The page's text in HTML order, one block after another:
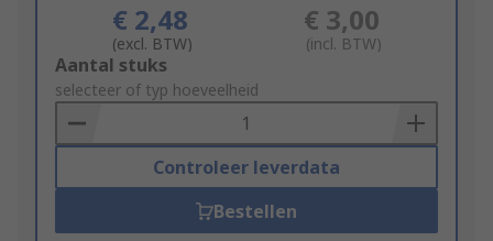
€ 2,48
(excl. BTW)
€ 3,00
(incl. BTW)
Add
to
Basket
Aantal stuks
selecteer of typ hoeveelheid
Controleer leverdata
Bestellen